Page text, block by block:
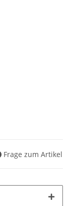
Frage zum Artikel